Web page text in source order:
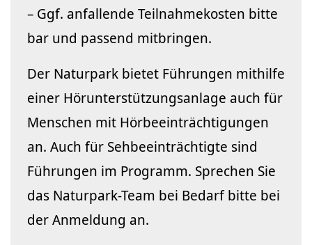
– Ggf. anfallende Teilnahmekosten bitte
bar und passend mitbringen.
Der Naturpark bietet Führungen mithilfe
einer Hörunterstützungsanlage auch für
Menschen mit Hörbeeinträchtigungen
an. Auch für Sehbeeinträchtigte sind
Führungen im Programm. Sprechen Sie
das Naturpark-Team bei Bedarf bitte bei
der Anmeldung an.